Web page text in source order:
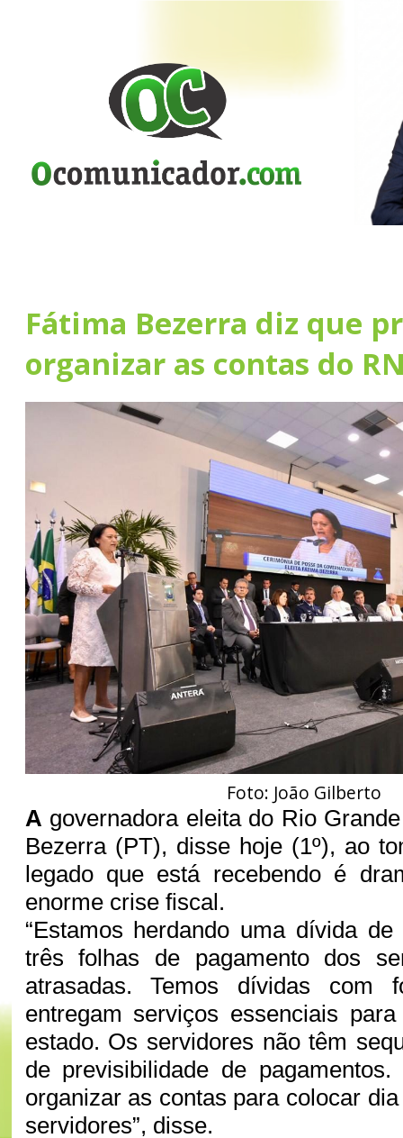
Fátima Bezerra diz que
organizar as contas do
Foto: João Gilberto
A governadora eleita do Rio
Bezerra (PT), disse hoje (1º), ao
legado que está recebendo é
enorme crise fiscal.
“Estamos herdando uma dívida
três folhas de pagamento dos
atrasadas. Temos dívidas com
entregam serviços essenciais
estado. Os servidores não têm
de previsibilidade de
organizar as contas para colocar
servidores”, disse.